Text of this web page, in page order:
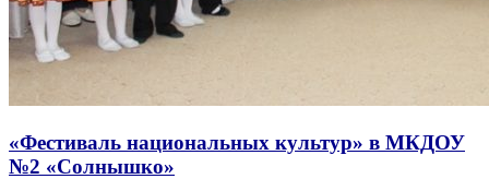
«Фестиваль национальных культур» в МКДОУ
№2 «Солнышко»